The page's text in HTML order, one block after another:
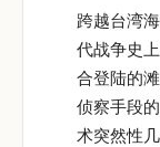
跨越台湾
代战争史
合登陆的
侦察手段
术突然性几